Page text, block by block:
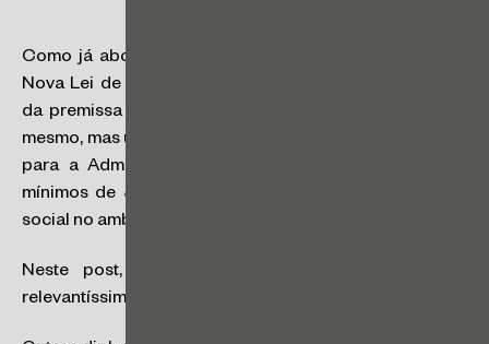
Como já abordado em recente
Nova Lei de Licitações (a Lei n° 14.133/21, “NLL”) parte
da premissa de que a contratação não é um fim em si
mesmo, mas um meio de conjugar a melhor contratação
para a Administração Pública e garantir parâmetros
mínimos de ética
social no ambiente negocial privado.
Neste post, trataremos da
relevantíssimo na NLL.